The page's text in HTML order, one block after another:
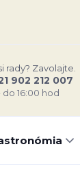
rady? Zavolajte.
902 212 007
16:00 hod